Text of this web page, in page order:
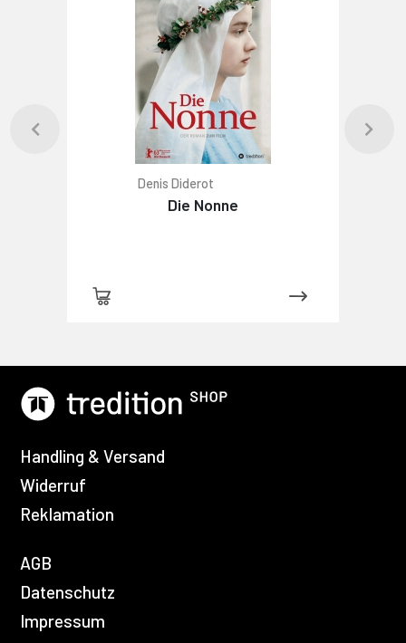
Denis Diderot
Die Nonne
Handling & Versand
Widerruf
Reklamation
AGB
Datenschutz
Impressum